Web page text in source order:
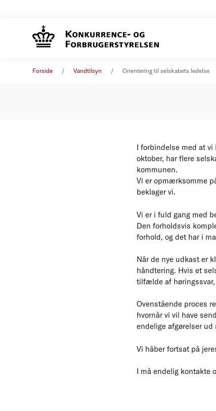
Forside Vandtilsyn Orientering til selskabets ledelse
I forbindelse med at
oktober, har flere
kommunen.
Vi er opmærksomme
beklager vi.
Vi er i fuld gang med
Den forholdsvis
forhold, og det har i
Når de nye udkast er
håndtering. Hvis et
tilfælde af
Ovenstående proces
hvornår vi vil have
endelige afgørelser ud
Vi håber fortsat på
I må endelig kontakte